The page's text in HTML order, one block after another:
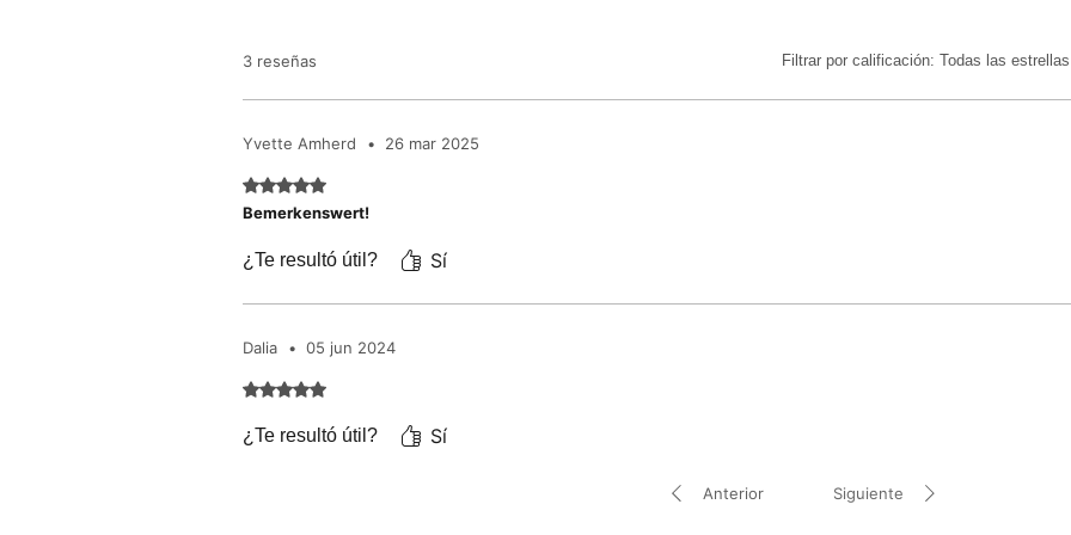
decilglucósido,
sílice,
consulte el
3 reseñas Filtrar por calificación: Todas las estrellas
Yvette Amherd • 26 mar 2025
Obtuvo 5 de 5 estrellas.
Bemerkenswert!
¿Te resultó útil? Sí
Dalia • 05 jun 2024
Obtuvo 5 de 5 estrellas.
¿Te resultó útil? Sí
Anterior Siguiente